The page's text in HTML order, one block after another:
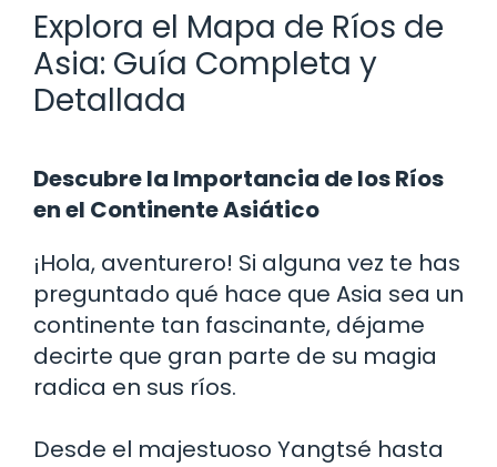
Explora el Mapa de Ríos de
Asia: Guía Completa y
Detallada
Descubre la Importancia de los Ríos
en el Continente Asiático
¡Hola, aventurero! Si alguna vez te has
preguntado qué hace que Asia sea un
continente tan fascinante, déjame
decirte que gran parte de su magia
radica en sus ríos.
Desde el majestuoso Yangtsé hasta